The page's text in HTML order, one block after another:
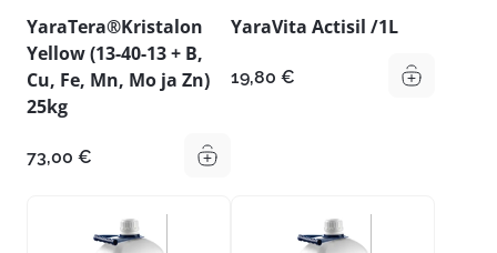
YaraTera®Kristalon
Yellow (13-40-13 + B,
Cu, Fe, Mn, Mo ja Zn)
25kg
73,00 €
YaraVita Actisil /1L
19,80 €